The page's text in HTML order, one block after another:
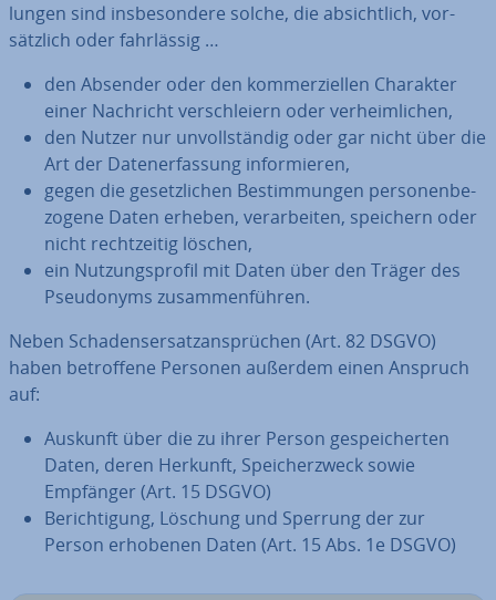
lun­gen sind ins­be­son­de­re solche, die ab­sicht­lich, vor­
sätz­lich oder fahr­läs­sig …
den Absender oder den kom­mer­zi­el­len Charakter
einer Nachricht ver­schlei­ern oder ver­heim­li­chen,
den Nutzer nur un­voll­stän­dig oder gar nicht über die
Art der Da­ten­er­fas­sung in­for­mie­ren,
gegen die ge­setz­li­chen Be­stim­mun­gen per­so­nen­be­
zo­ge­ne Daten erheben, ver­ar­bei­ten, speichern oder
nicht recht­zei­tig löschen,
ein Nut­zungs­pro­fil mit Daten über den Träger des
Pseud­onyms zu­sam­men­füh­ren.
Neben Scha­dens­er­satz­an­sprü­chen (Art. 82 DSGVO)
haben be­trof­fe­ne Personen außerdem einen Anspruch
auf:
Auskunft über die zu ihrer Person ge­spei­cher­ten
Daten, deren Herkunft, Spei­cher­zweck sowie
Empfänger (Art. 15 DSGVO)
Be­rich­ti­gung, Löschung und Sperrung der zur
Person erhobenen Daten (Art. 15 Abs. 1e DSGVO)